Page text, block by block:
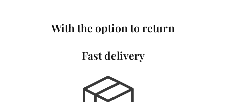
With the option to return
Fast delivery